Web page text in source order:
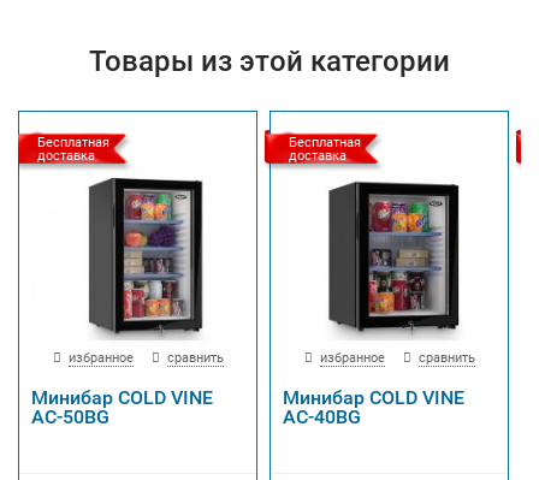
Товары из этой категории
Бесплатная
доставка
избранное сравнить
Минибар COLD VINE
AC-50BG
Бесплатная
доставка
избранное сравнить
Минибар COLD VINE
AC-40BG